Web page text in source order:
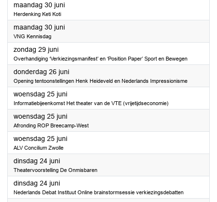
maandag 30 juni2025
Herdenking Keti Koti
maandag 30 juni2025
VNG Kennisdag
zondag 29 juni2025
Overhandiging ‘Verkiezingsmanifest’ en ‘Position Paper’ Sport en Bewegen
donderdag 26 juni2025
Opening tentoonstellingen Henk Heideveld en Nederlands Impressionisme
woensdag 25 juni2025
Informatiebijeenkomst Het theater van de VTE (vrijetijdseconomie)
woensdag 25 juni2025
Afronding ROP Breecamp-West
woensdag 25 juni2025
ALV Concilium Zwolle
dinsdag 24 juni2025
Theatervoorstelling De Onmisbaren
dinsdag 24 juni2025
Nederlands Debat Instituut Online brainstormsessie verkiezingsdebatten